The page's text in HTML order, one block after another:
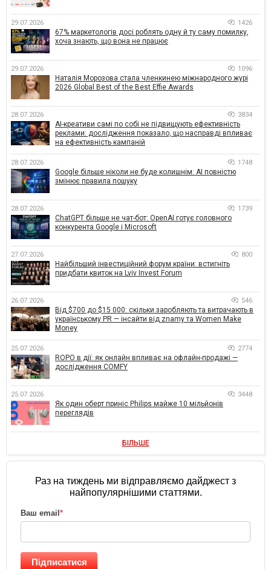
29.07.2026 1426
67% маркетологів досі роблять одну й ту саму помилку,
хоча знають, що вона не працює
29.07.2026 1096
Наталія Морозова стала членкинею міжнародного журі
2026 Global Best of the Best Effie Awards
28.07.2026 3834
AI-креативи самі по собі не підвищують ефективність
реклами: дослідження показало, що насправді впливає
на ефективність кампаній
28.07.2026 1748
Google більше ніколи не буде колишнім: AI повністю
змінює правила пошуку
28.07.2026 1739
ChatGPT більше не чат-бот: OpenAI готує головного
конкурента Google і Microsoft
27.07.2026 800
Найбільший інвестиційний форум країни: встигніть
придбати квиток на Lviv Invest Forum
26.07.2026 546
Від $700 до $15 000: скільки заробляють та витрачають в
українському PR — інсайти від znamy та Women Make
Money
25.07.2026 2774
ROPO в дії: як онлайн впливає на офлайн-продажі —
дослідження COMFY
25.07.2026 3448
Як один оберт приніс Philips майже 10 мільйонів
переглядів
БІЛЬШЕ
Раз на тиждень ми відправляємо дайджест з
найпопулярнішими статтями.
Ваш email *
Підписатися